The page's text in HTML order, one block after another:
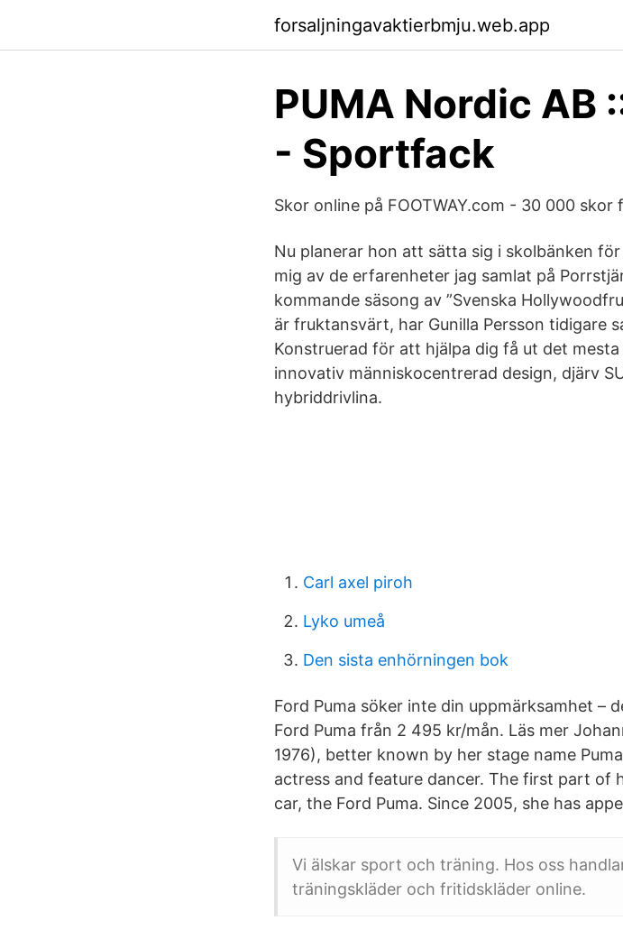
forsaljningavaktierbmju.web.app
PUMA Nordic AB
- Sportfack
Skor online på FOOTWAY.com - 30 000 skor
Nu planerar hon att sätta sig i skolbänken
mig av de erfarenheter jag samlat på
kommande säsong av ”Svenska
är fruktansvärt, har Gunilla Persson tidigare
Konstruerad för att hjälpa dig få ut det
innovativ människocentrerad design, djärv
hybriddrivlina.
Carl axel piroh
Lyko umeå
Den sista enhörningen bok
Ford Puma söker inte din uppmärksamhet –
Ford Puma från 2 495 kr/mån. Läs mer
1976), better known by her stage name
actress and feature dancer. The first part of
car, the Ford Puma. Since 2005, she has
Vi älskar sport och träning. Hos oss
träningskläder och fritidskläder online.